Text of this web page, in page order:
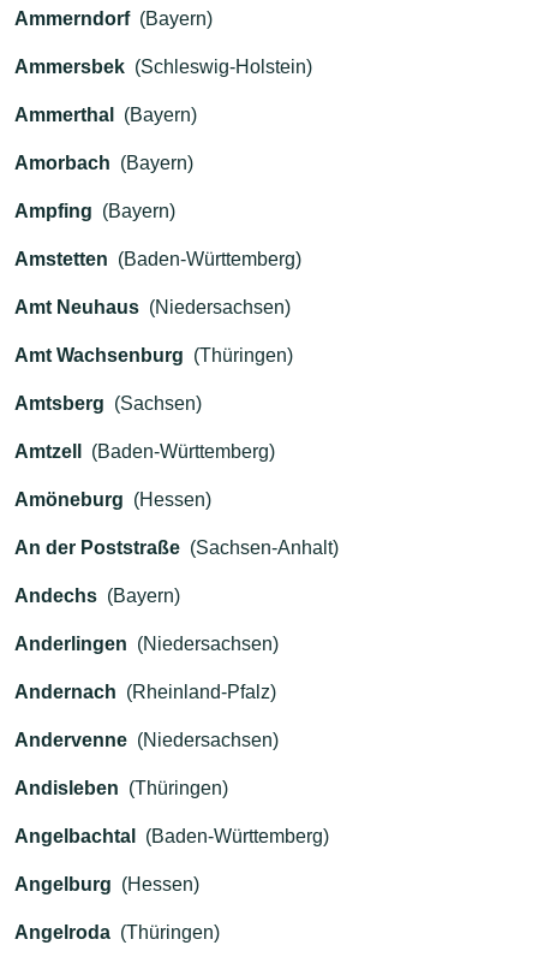
Ammerndorf (Bayern)
Ammersbek (Schleswig-Holstein)
Ammerthal (Bayern)
Amorbach (Bayern)
Ampfing (Bayern)
Amstetten (Baden-Württemberg)
Amt Neuhaus (Niedersachsen)
Amt Wachsenburg (Thüringen)
Amtsberg (Sachsen)
Amtzell (Baden-Württemberg)
Amöneburg (Hessen)
An der Poststraße (Sachsen-Anhalt)
Andechs (Bayern)
Anderlingen (Niedersachsen)
Andernach (Rheinland-Pfalz)
Andervenne (Niedersachsen)
Andisleben (Thüringen)
Angelbachtal (Baden-Württemberg)
Angelburg (Hessen)
Angelroda (Thüringen)